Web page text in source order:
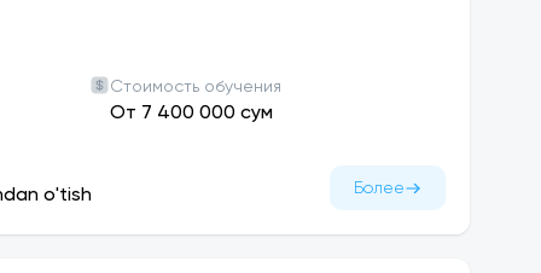
Стоимость обучения
От 7 400 000 сум
o'tish Более